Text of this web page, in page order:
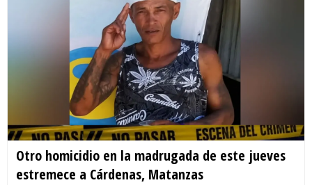
Otro homicidio en la madrugada de este jueves
estremece a Cárdenas, Matanzas